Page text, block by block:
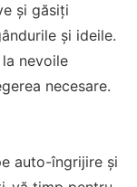
și găsiți
și ideile.
nevoile
necesare.
auto-îngrijire și